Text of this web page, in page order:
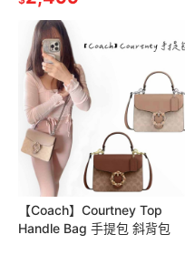
【Coach】Courtney Top
Handle Bag 手提包 斜背包